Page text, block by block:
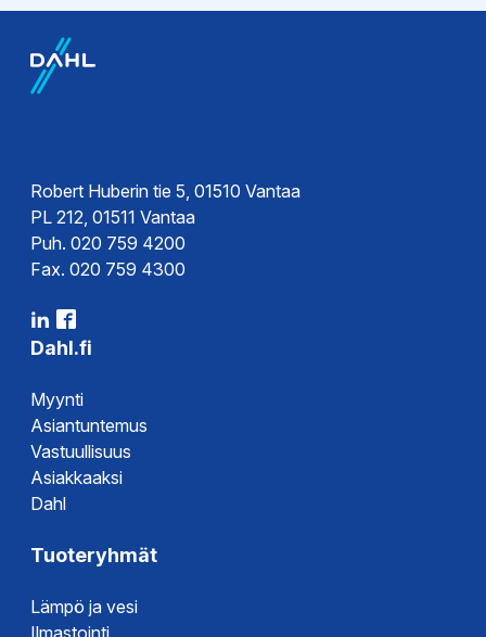
EPD-
ympäristöseloste
Tekninen esite
Robert Huberin tie 5, 01510 Vantaa
PL 212, 01511 Vantaa
Puh. 020 759 4200
Fax. 020 759 4300
Dahl.fi
Myynti
Asiantuntemus
Vastuullisuus
Asiakkaaksi
Dahl
Tuoteryhmät
Lämpö ja vesi
Ilmastointi